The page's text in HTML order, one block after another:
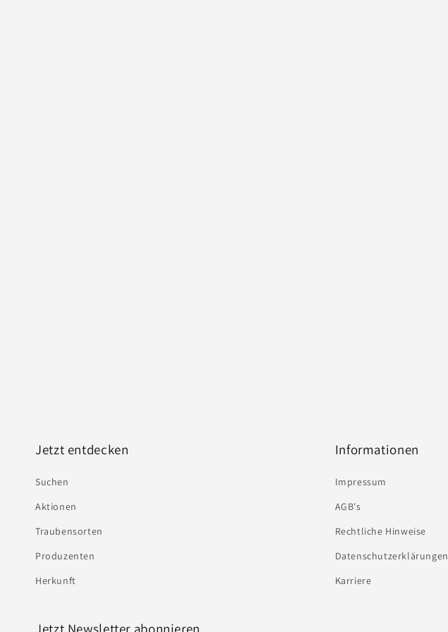
Jetzt entdecken
Suchen
Aktionen
Traubensorten
Produzenten
Herkunft
Informationen
Impressum
AGB's
Rechtliche Hinweise
Datenschutzerklärungen
Karriere
Jetzt Newsletter abonnieren